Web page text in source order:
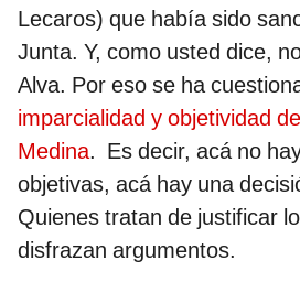
Lecaros) que había sido
Junta. Y, como usted dice,
Alva. Por eso se ha
imparcialidad y objetividad
Medina. Es decir, acá no
objetivas, acá hay una
Quienes tratan de justificar
disfrazan argumentos.